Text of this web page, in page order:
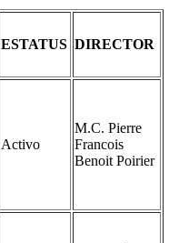
ESTATUS DIRECTOR
Activo
M.C. Pierre
Francois
Benoit Poirier